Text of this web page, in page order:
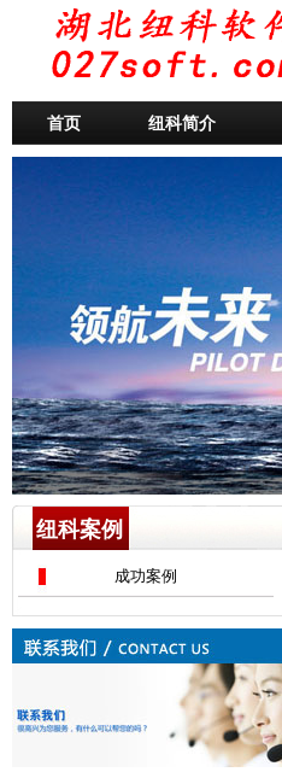
首页 纽科简介
纽科案例
成功案例